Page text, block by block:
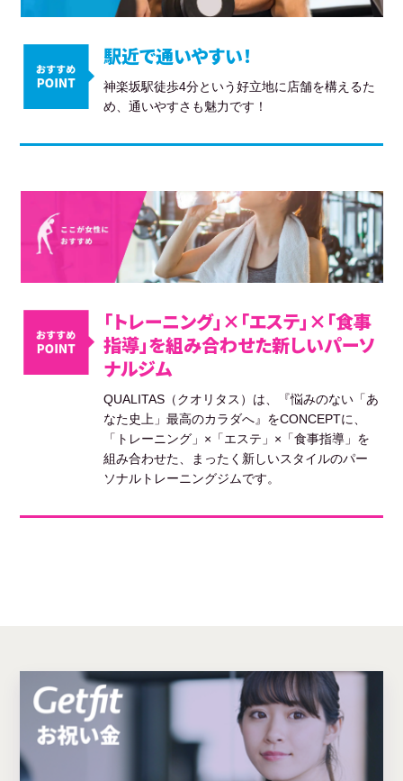
駅近で通いやすい！
神楽坂駅徒歩4分という好立地に店舗を構えるた
め、通いやすさも魅力です！
「トレーニング」×「エステ」×「食事
指導」を組み合わせた新しいパーソ
ナルジム
QUALITAS（クオリタス）は、『悩みのない「あ
なた史上」最高のカラダへ』をCONCEPTに、
「トレーニング」×「エステ」×「食事指導」を
組み合わせた、まったく新しいスタイルのパー
ソナルトレーニングジムです。